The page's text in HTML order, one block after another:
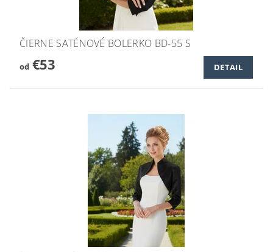
ČIERNE SATÉNOVÉ BOLERKO BD-55 S
od€53 DETAIL